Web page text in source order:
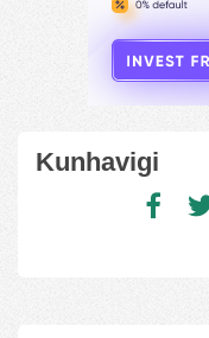
Kunhavigi